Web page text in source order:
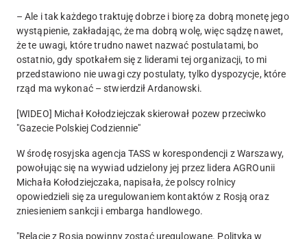
– Ale i tak każdego traktuję dobrze i biorę za dobrą monetę jego
wystąpienie, zakładając, że ma dobrą wolę, więc sądzę nawet,
że te uwagi, które trudno nawet nazwać postulatami, bo
ostatnio, gdy spotkałem się z liderami tej organizacji, to mi
przedstawiono nie uwagi czy postulaty, tylko dyspozycje, które
rząd ma wykonać – stwierdził Ardanowski.
[WIDEO] Michał Kołodziejczak skierował pozew przeciwko
"Gazecie Polskiej Codziennie"
W środę rosyjska agencja TASS w korespondencji z Warszawy,
powołując się na wywiad udzielony jej przez lidera AGROunii
Michała Kołodziejczaka, napisała, że polscy rolnicy
opowiedzieli się za uregulowaniem kontaktów z Rosją oraz
zniesieniem sankcji i embarga handlowego.
"Relacje z Rosją powinny zostać uregulowane. Polityka w